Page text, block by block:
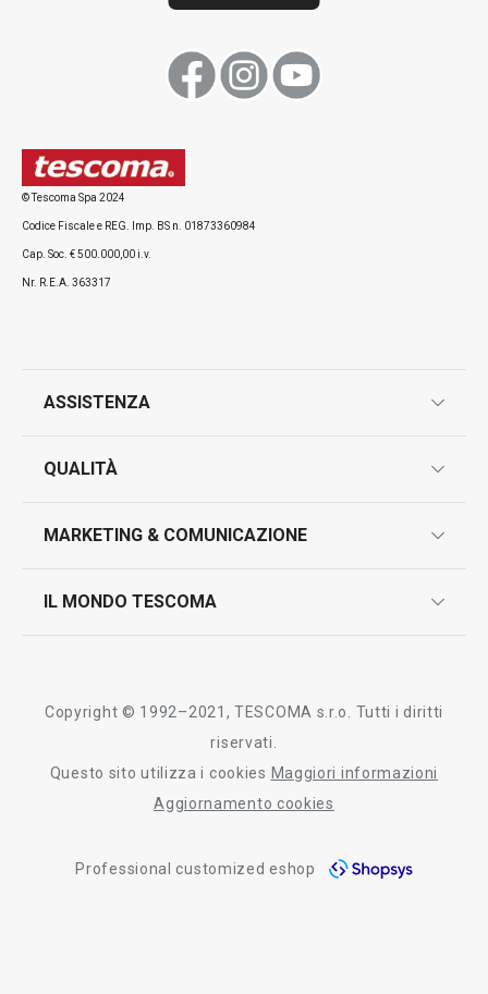
© Tescoma Spa 2024
Codice Fiscale e REG. Imp. BS n. 01873360984
Cap. Soc. € 500.000,00 i.v.
Nr. R.E.A. 363317
ASSISTENZA
contatti
QUALITÀ
test sui prodotti
MARKETING & COMUNICAZIONE
IL MONDO TESCOMA
Tescoma nel mondo
informativa whistleblowing
Copyright © 1992–2021, TESCOMA s.r.o. Tutti i diritti
riservati.
Questo sito utilizza i cookies Maggiori informazioni
Aggiornamento cookies
Professional customized eshop